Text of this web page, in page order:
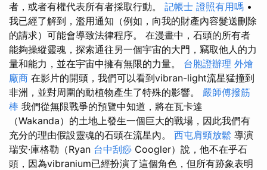
者，或者有權代表所有者採取行動。 記帳士 證照有用嗎 •
我已經了解到，濫用通知（例如，向我的財產內容髮送刪除
的請求）可能會導致法律程序。 在漫畫中，石頭的所有者
能夠操縱靈魂，探索通往另一個宇宙的大門，竊取他人的力
量和能力，並在宇宙中擁有無限的力量。 台胞證辦理 外燴
廠商 在影片的開頭，我們可以看到vibran-light流星猛撞到
非洲，並對周圍的動植物產生了特殊的影響。 嚴師傅撥筋
棒 我們從無限戰爭的預覽中知道，將在瓦卡達
（Wakanda）的土地上發生一個巨大的戰場，因此我們有
充分的理由假設靈魂的石頭在流星內。 西屯肩頸放鬆 導演
瑞安·庫格勒（Ryan 台中刮痧 Coogler）說，他不在乎石
頭，因為vibranium已經扮演了這個角色，但所有跡象表明